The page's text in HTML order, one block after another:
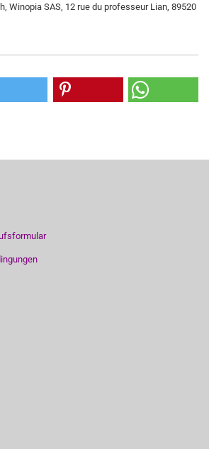
Winopia SAS, 12 rue du professeur Lian, 89520